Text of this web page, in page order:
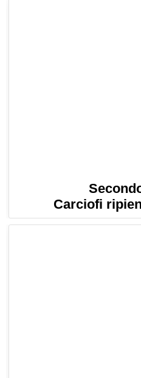
Carciofi